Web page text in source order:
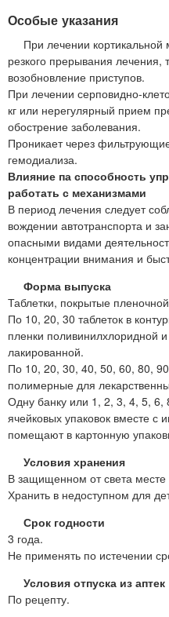
Особые указания
При лечении кортикальной
резкого прерывания лечения,
возобновление приступов.
При лечении серповидно-
кг или нерегулярный прием
обострение заболевания.
Проникает через
гемодиализа.
Влияние па способность
работать с механизмами
В период лечения следует
вождении автотранспорта и
опасными видами
концентрации внимания и
Форма выпуска
Таблетки, покрытые
По 10, 20, 30 таблеток в
пленки поливинилхлоридной
лакированной.
По 10, 20, 30, 40, 50, 60, 80,
полимерные для
Одну банку или 1, 2, 3, 4, 5, 6,
ячейковых упаковок вместе с
помещают в картонную
Условия хранения
В защищенном от света
Хранить в недоступном для
Срок годности
3 года.
Не применять по истечении
Условия отпуска из аптек
По рецепту.